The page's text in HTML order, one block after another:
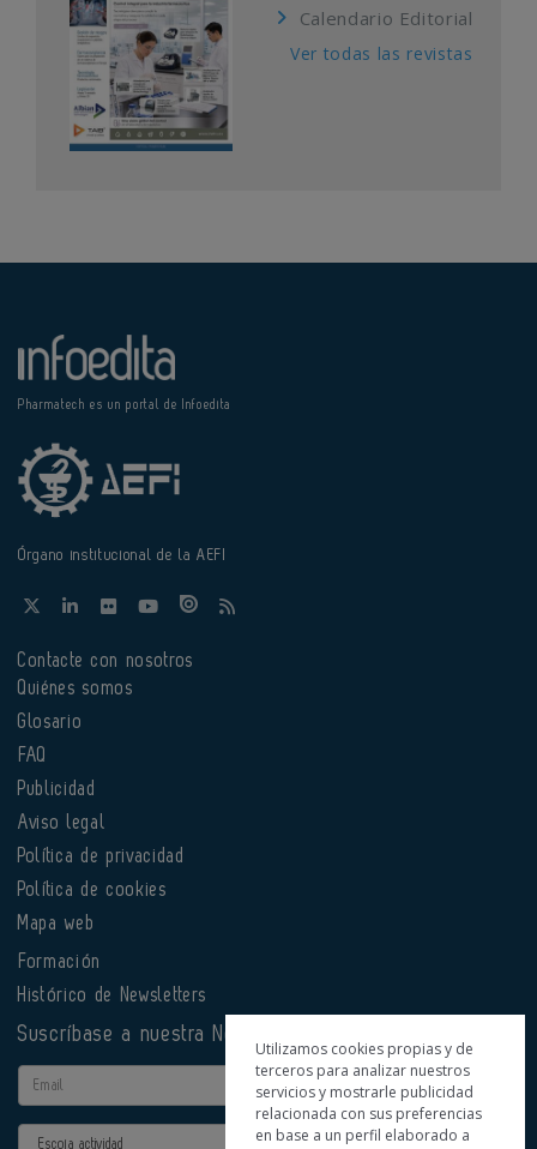
Calendario Editorial
Ver todas las revistas
Pharmatech es un portal de Infoedita
Órgano institucional de la AEFI
Contacte con nosotros
Quiénes somos
Glosario
FAQ
Publicidad
Aviso legal
Política de privacidad
Política de cookies
Mapa web
Formación
Histórico de Newsletters
Suscríbase a nuestra Newsletter
Email
Actividad
Utilizamos cookies propias y de
terceros para analizar nuestros
servicios y mostrarle publicidad
relacionada con sus preferencias
en base a un perfil elaborado a